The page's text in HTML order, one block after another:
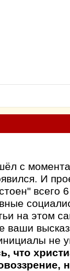
с
И
всего
на этом
ваши
не
что